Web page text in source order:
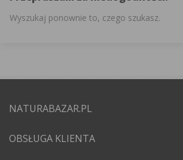
Wyszukaj ponownie to, czego szukasz.
NATURABAZAR.PL
OBSŁUGA KLIENTA